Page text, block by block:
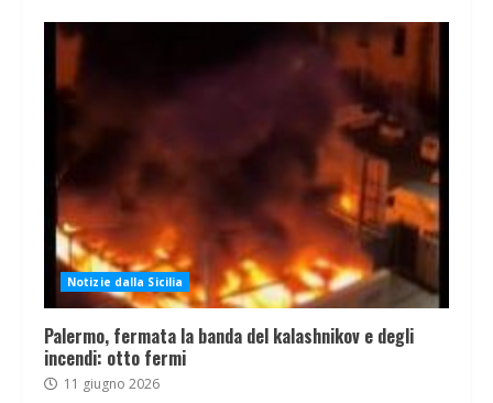
Notizie dalla Sicilia
Palermo, fermata la banda del kalashnikov e degli
incendi: otto fermi
11 giugno 2026